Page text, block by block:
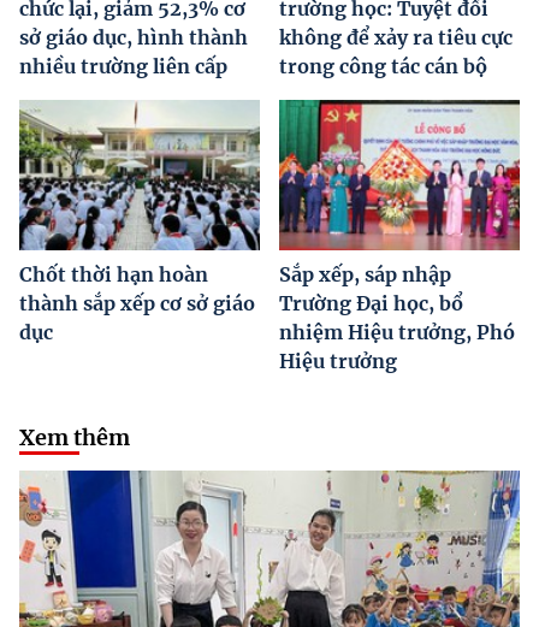
chức lại, giảm 52,3% cơ
sở giáo dục, hình thành
nhiều trường liên cấp
trường học: Tuyệt đối
không để xảy ra tiêu cực
trong công tác cán bộ
Chốt thời hạn hoàn
thành sắp xếp cơ sở giáo
dục
Sắp xếp, sáp nhập
Trường Đại học, bổ
nhiệm Hiệu trưởng, Phó
Hiệu trưởng
Xem thêm